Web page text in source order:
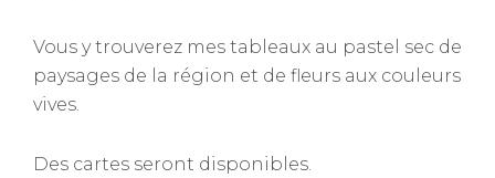
Vous y trouverez mes tableaux au pastel sec de
paysages de la région et de fleurs aux couleurs
vives.
Des cartes seront disponibles.